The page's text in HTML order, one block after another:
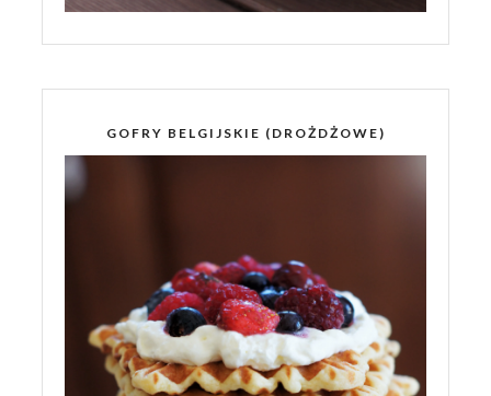
GOFRY BELGIJSKIE (DROŻDŻOWE)